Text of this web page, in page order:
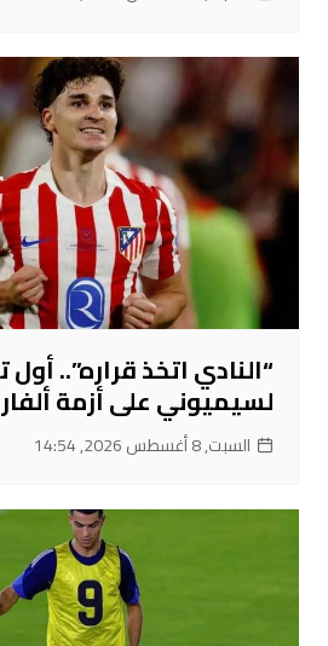
“النادي اتخذ قراره”..
لسيميوني على أزمة
السبت, 8 أغسطس 2026, 14:54